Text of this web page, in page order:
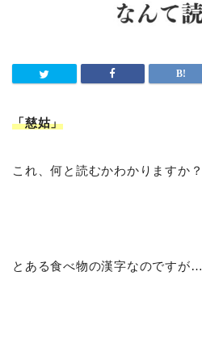
「慈姑」
これ、何と読むかわかりますか？
とある食べ物の漢字なのですが…